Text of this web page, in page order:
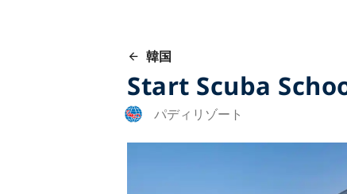
韓国
Start Scuba
パディリゾート